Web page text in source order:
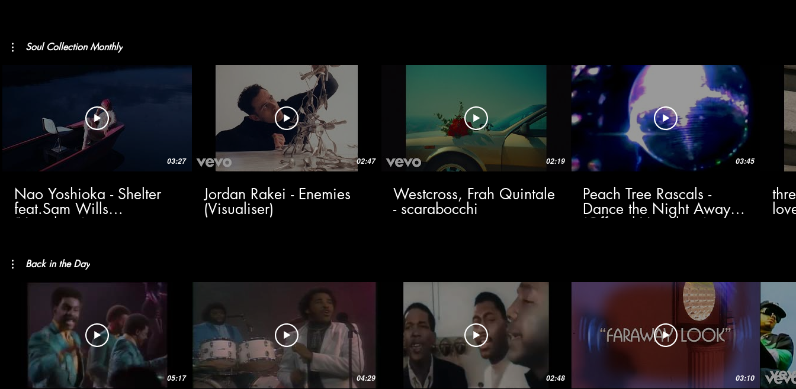
Soul Collection Monthly
03:27
Nao Yoshioka - Shelter
feat.Sam Wills
(Visualizer)
02:47
Jordan Rakei - Enemies
(Visualiser)
02:19
Westcross, Frah Quintale
- scarabocchi
03:45
Peach Tree Rascals -
Dance the Night Away
(Official Visualizer)
Back in the Day
05:17 04:29 02:48 03:10